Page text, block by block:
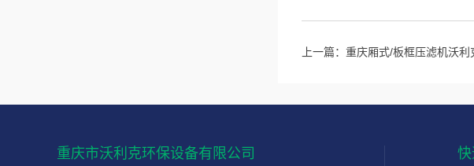
上一篇： 重庆厢式/板框压滤机沃利
重庆市沃利克环保设备有限公司